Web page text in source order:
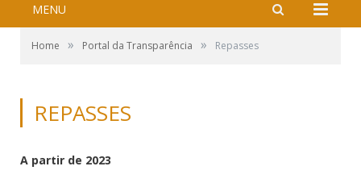
MENU
Home » Portal da Transparência » Repasses
REPASSES
A partir de 2023